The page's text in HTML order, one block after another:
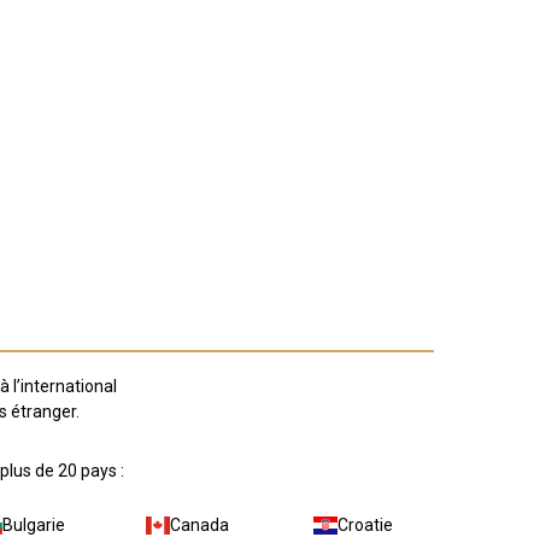
l’international
étranger.
de 20 pays :
Bulgarie Canada Croatie